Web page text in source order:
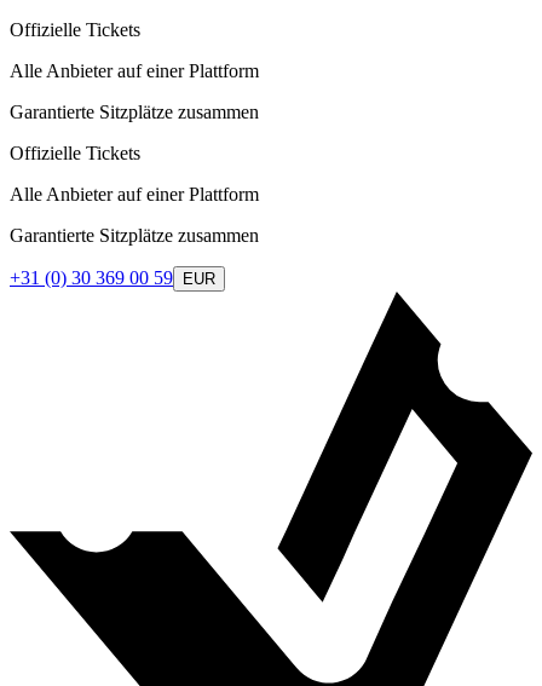
Offizielle Tickets
Alle Anbieter auf einer Plattform
Garantierte Sitzplätze zusammen
Offizielle Tickets
Alle Anbieter auf einer Plattform
Garantierte Sitzplätze zusammen
+31 (0) 30 369 00 59 EUR